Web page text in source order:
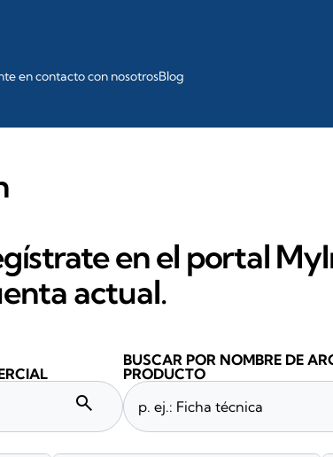
en contacto con nosotrosBlog
en el portal
actual.
search
BUSCAR POR NOMBRE DE
PRODUCTO